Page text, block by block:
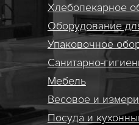
Хлебопекарное
Оборудование
Упаковочное
Санитарно-
Мебель
Весовое и
Посуда и